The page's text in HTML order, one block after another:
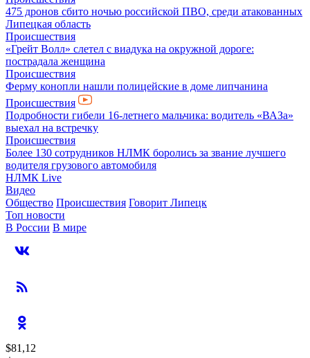
475 дронов сбито ночью российской ПВО, среди атакованных
Липецкая область
Происшествия
«Грейт Волл» слетел с виадука на окружной дороге:
пострадала женщина
Происшествия
Ферму конопли нашли полицейские в доме липчанина
Происшествия
Подробности гибели 16-летнего мальчика: водитель «ВАЗа»
выехал на встречку
Происшествия
Более 130 сотрудников НЛМК боролись за звание лучшего
водителя грузового автомобиля
НЛМК Live
Видео
Общество Происшествия Говорит Липецк
Топ новости
В России В мире
$81,12